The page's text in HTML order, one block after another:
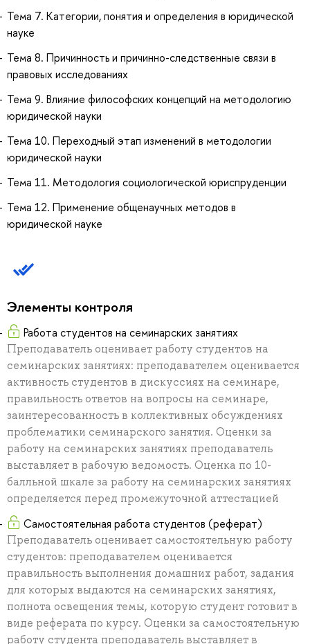
Тема 7. Категории, понятия и определения в юридической
науке
Тема 8. Причинность и причинно-следственные связи в
правовых исследованиях
Тема 9. Влияние философских концепций на методологию
юридической науки
Тема 10. Переходный этап изменений в методологии
юридической науки
Тема 11. Методология социологической юриспруденции
Тема 12. Применение общенаучных методов в
юридической науке
Элементы контроля
Работа студентов на семинарских занятиях
Преподаватель оценивает работу студентов на
семинарских занятиях: преподавателем оценивается
активность студентов в дискуссиях на семинаре,
правильность ответов на вопросы на семинаре,
заинтересованность в коллективных обсуждениях
проблематики семинарского занятия. Оценки за
работу на семинарских занятиях преподаватель
выставляет в рабочую ведомость. Оценка по 10-
балльной шкале за работу на семинарских занятиях
определяется перед промежуточной аттестацией
Самостоятельная работа студентов (реферат)
Преподаватель оценивает самостоятельную работу
студентов: преподавателем оценивается
правильность выполнения домашних работ, задания
для которых выдаются на семинарских занятиях,
полнота освещения темы, которую студент готовит в
виде реферата по курсу. Оценки за самостоятельную
работу студента преподаватель выставляет в